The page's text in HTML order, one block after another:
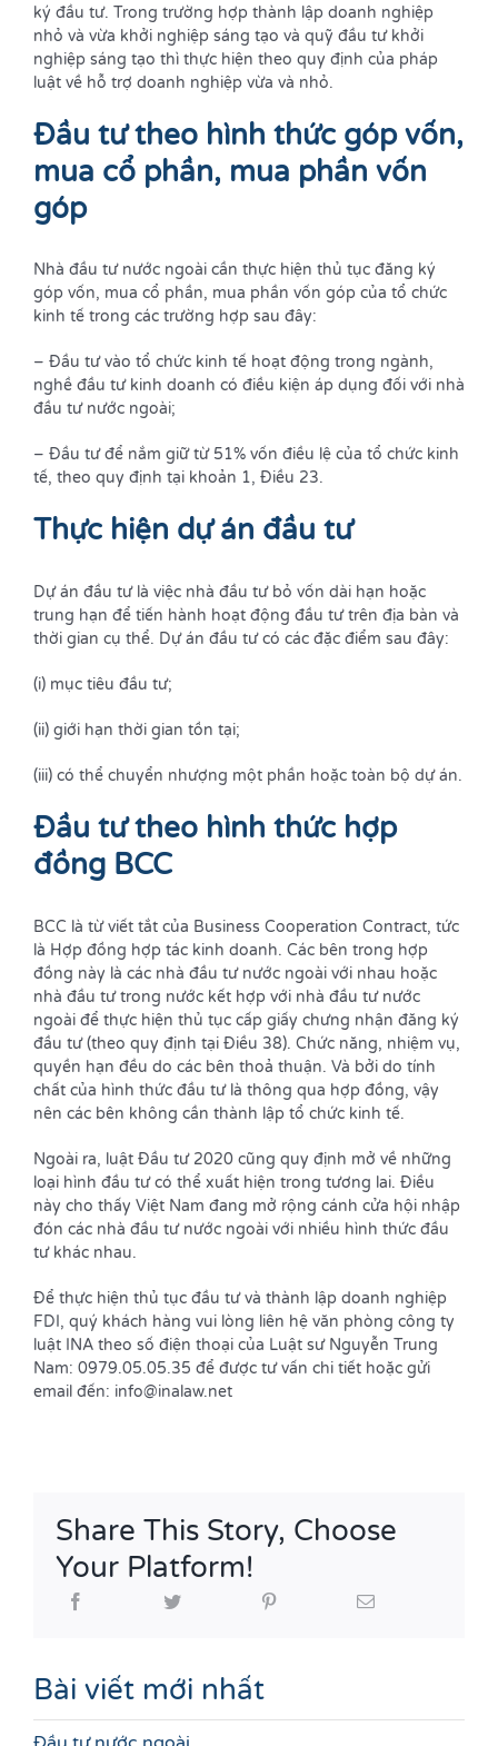
ký đầu tư. Trong trường hợp thành lập doanh nghiệp
nhỏ và vừa khởi nghiệp sáng tạo và quỹ đầu tư khởi
nghiệp sáng tạo thì thực hiện theo quy định của pháp
luật về hỗ trợ doanh nghiệp vừa và nhỏ.
Đầu tư theo hình thức góp vốn,
mua cổ phần, mua phần vốn
góp
Nhà đầu tư nước ngoài cần thực hiện thủ tục đăng ký
góp vốn, mua cổ phần, mua phần vốn góp của tổ chức
kinh tế trong các trường hợp sau đây:
– Đầu tư vào tổ chức kinh tế hoạt động trong ngành,
nghề đầu tư kinh doanh có điều kiện áp dụng đối với nhà
đầu tư nước ngoài;
– Đầu tư để nắm giữ từ 51% vốn điều lệ của tổ chức kinh
tế, theo quy định tại khoản 1, Điều 23.
Thực hiện dự án đầu tư
Dự án đầu tư là việc nhà đầu tư bỏ vốn dài hạn hoặc
trung hạn để tiến hành hoạt động đầu tư trên địa bàn và
thời gian cụ thể. Dự án đầu tư có các đặc điểm sau đây:
(i) mục tiêu đầu tư;
(ii) giới hạn thời gian tồn tại;
(iii) có thể chuyển nhượng một phần hoặc toàn bộ dự án.
Đầu tư theo hình thức hợp
đồng BCC
BCC là từ viết tắt của Business Cooperation Contract, tức
là Hợp đồng hợp tác kinh doanh. Các bên trong hợp
đồng này là các nhà đầu tư nước ngoài với nhau hoặc
nhà đầu tư trong nước kết hợp với nhà đầu tư nước
ngoài để thực hiện thủ tục cấp giấy chưng nhận đăng ký
đầu tư (theo quy định tại Điều 38). Chức năng, nhiệm vụ,
quyền hạn đều do các bên thoả thuận. Và bởi do tính
chất của hình thức đầu tư là thông qua hợp đồng, vậy
nên các bên không cần thành lập tổ chức kinh tế.
Ngoài ra, luật Đầu tư 2020 cũng quy định mở về những
loại hình đầu tư có thể xuất hiện trong tương lai. Điều
này cho thấy Việt Nam đang mở rộng cánh cửa hội nhập
đón các nhà đầu tư nước ngoài với nhiều hình thức đầu
tư khác nhau.
Để thực hiện thủ tục đầu tư và thành lập doanh nghiệp
FDI, quý khách hàng vui lòng liên hệ văn phòng công ty
luật INA theo số điện thoại của Luật sư Nguyễn Trung
Nam: 0979.05.05.35 để được tư vấn chi tiết hoặc gửi
email đến: info@inalaw.net
Share This Story, Choose
Your Platform!
Bài viết mới nhất